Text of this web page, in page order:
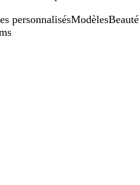
personnalisésModèles